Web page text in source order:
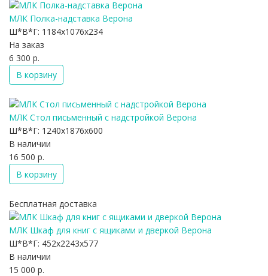
МЛК Полка-надставка Верона
Ш*В*Г: 1184x1076x234
На заказ
6 300 р.
В корзину
МЛК Стол письменный с надстройкой Верона
Ш*В*Г: 1240x1876x600
В наличии
16 500 р.
В корзину
Бесплатная доставка
МЛК Шкаф для книг с ящиками и дверкой Верона
Ш*В*Г: 452x2243x577
В наличии
15 000 р.